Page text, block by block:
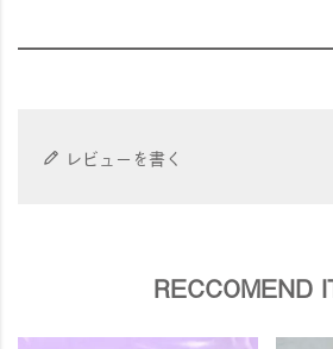
レビューを書く
RECCOMEND